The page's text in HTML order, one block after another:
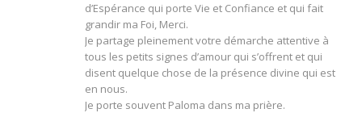
d’Espérance qui porte Vie et Confiance et qui fait
grandir ma Foi, Merci.
Je partage pleinement votre démarche attentive à
tous les petits signes d’amour qui s’offrent et qui
disent quelque chose de la présence divine qui est
en nous.
Je porte souvent Paloma dans ma prière.